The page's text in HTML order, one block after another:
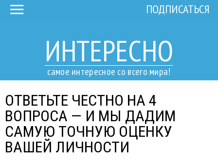
ИНТЕРЕСНО
самое интересное со всего мира!
ПОДПИСАТЬСЯ
ОТВЕТЬТЕ ЧЕСТНО НА 4
ВОПРОСА — И МЫ ДАДИМ
САМУЮ ТОЧНУЮ ОЦЕНКУ
ВАШЕЙ ЛИЧНОСТИ